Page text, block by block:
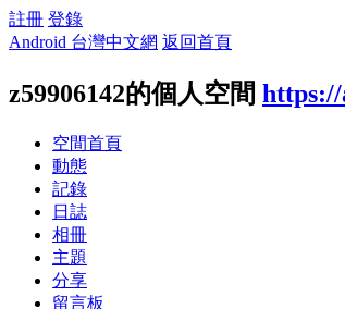
註冊 登錄
Android 台灣中文網 返回首頁
z59906142的個人空間 https://
空間首頁
動態
記錄
日誌
相冊
主題
分享
留言板